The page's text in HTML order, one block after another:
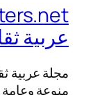
عربية
مجلة عربية
منوعة